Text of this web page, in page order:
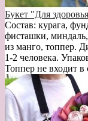
Букет "Для
Состав: курага,
фисташки,
из манго, топпер.
1-2 человека.
Топпер не входит в